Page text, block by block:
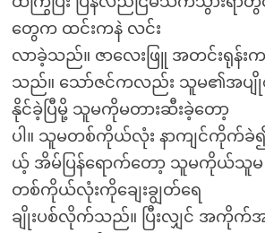
တွေက ထင်းကနဲ လင်း
လာခဲ့သည်။ ဇာလေးဖြူ အတင်းရုန်းက
သည်။ သော်ဇင်ကလည်း သူမ၏အပ
နိုင်ခဲ့ပြီမို့ သူမကိုမတားဆီးခဲ့တော့
ပါ။ သူမတစ်ကိုယ်လုံး နာကျင်ကိုက်ခဲ၍
ယ့် အိမ်ပြန်ရောက်တော့ သူမကိုယ်
တစ်ကိုယ်လုံးကိုချေးချွတ်ရေ
ချိုးပစ်လိုက်သည်။ ပြီးလျှင် အကိုက်အ